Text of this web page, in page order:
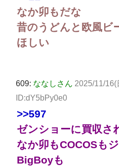
なか卯もだな
昔のうどんと欧風ビ
ほしい
609: ななしさん 2025/11/16(
ID:dY5bPy0e0
>>597
ゼンショーに買収さ
なか卯もCOCOSも
BigBoyも